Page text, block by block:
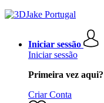
Iniciar sessão
Iniciar sessão
Primeira vez aqui?
Criar Conta